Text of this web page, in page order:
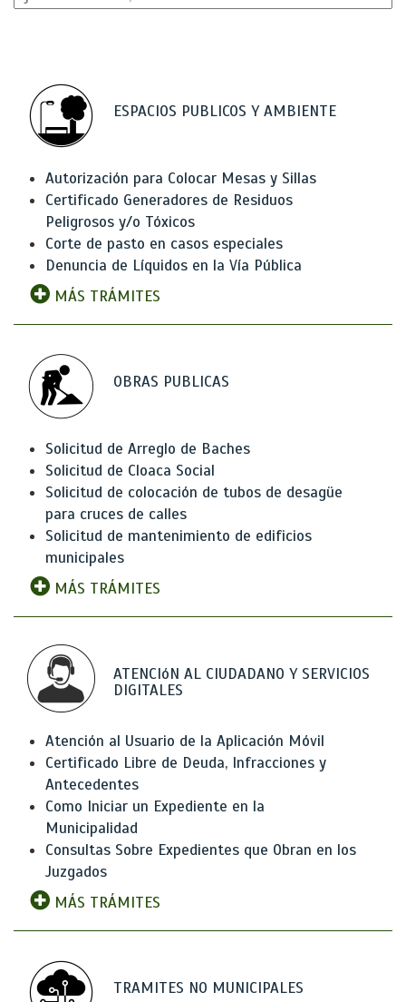
ESPACIOS PUBLICOS Y AMBIENTE
Autorización para Colocar Mesas y Sillas
Certificado Generadores de Residuos
Peligrosos y/o Tóxicos
Corte de pasto en casos especiales
Denuncia de Líquidos en la Vía Pública
MÁS TRÁMITES
OBRAS PUBLICAS
Solicitud de Arreglo de Baches
Solicitud de Cloaca Social
Solicitud de colocación de tubos de desagüe
para cruces de calles
Solicitud de mantenimiento de edificios
municipales
MÁS TRÁMITES
ATENCIóN AL CIUDADANO Y SERVICIOS
DIGITALES
Atención al Usuario de la Aplicación Móvil
Certificado Libre de Deuda, Infracciones y
Antecedentes
Como Iniciar un Expediente en la
Municipalidad
Consultas Sobre Expedientes que Obran en los
Juzgados
MÁS TRÁMITES
TRAMITES NO MUNICIPALES